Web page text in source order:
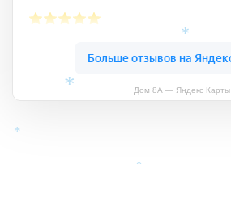
Дом 8А — Яндекс Карты
*